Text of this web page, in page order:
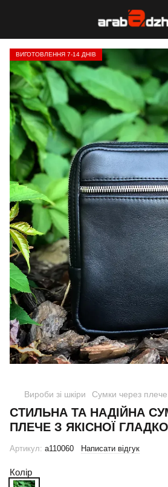
ВИГОТОВЛЕННЯ 7-14 ДНІВ
Вироби зі шкіри Сумки через плече
СТИЛЬНА ТА НАДІЙНА
ПЛЕЧЕ З ЯКІСНОЇ
Артикул: a110060 Написати відгук
Колір